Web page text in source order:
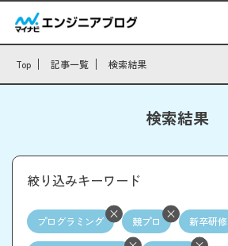
Top 記事一覧 検索結果
検索結果
絞り込みキーワード
プログラミング 競プロ 新卒研修